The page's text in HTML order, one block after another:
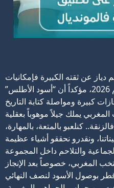
دياز عن ثقته الكبيرة فإمكانيات
المنتخب المغربي قبل كأس العالم 2026، مؤكداً أن “أسود الأطلس”
يملك جيلاً موهوباً بعقلية
كنلعبو بالمتعة، بالمهارة،
والتلاحم داخل المجموعة
المغربي، خصوصاً بعد الإنجاز